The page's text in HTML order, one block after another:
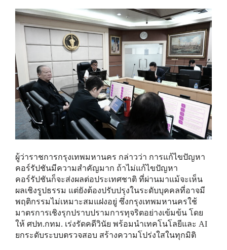
ผู้ว่าราชการกรุงเทพมหานคร กล่าวว่า การแก้ไขปัญหา
คอร์รัปชันมีความสำคัญมาก ถ้าไม่แก้ไขปัญหา
คอร์รัปชันก็จะส่งผลต่อประเทศชาติ ที่ผ่านมาแม้จะเห็น
ผลเชิงรูปธรรม แต่ยังต้องปรับปรุงในระดับบุคคลที่อาจมี
พฤติกรรมไม่เหมาะสมแฝงอยู่ ซึ่งกรุงเทพมหานครใช้
มาตรการเชิงรุกปราบปรามการทุจริตอย่างเข้มข้น โดย
ให้ ศปท.กทม. เร่งรัดคดีวินัย พร้อมนำเทคโนโลยีและ AI
ยกระดับระบบตรวจสอบ สร้างความโปร่งใสในทุกมิติ